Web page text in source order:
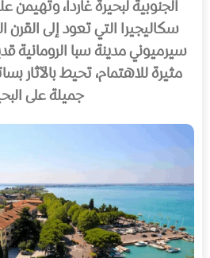
الجنوبية لبحيرة غاردا، وتهيمن
سكاليجيرا التي تعود إلى القرن
سيرميوني مدينة سبا الرومانية
مثيرة للاهتمام، تحيط بالآثار
جميلة على